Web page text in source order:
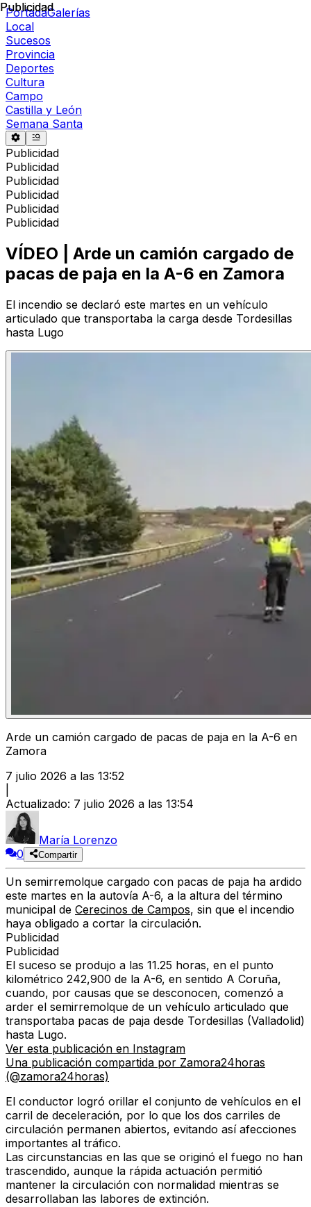
PortadaGalerías
Local
Sucesos
Provincia
Deportes
Cultura
Campo
Castilla y León
Semana Santa
Publicidad
Publicidad
Publicidad
Publicidad
Publicidad
Publicidad
Publicidad
VÍDEO | Arde un camión cargado de
pacas de paja en la A-6 en Zamora
El incendio se declaró este martes en un vehículo
articulado que transportaba la carga desde Tordesillas
hasta Lugo
Arde un camión cargado de pacas de paja en la A-6 en
Zamora
7 julio 2026 a las 13:52
Actualizado: 7 julio 2026 a las 13:54
María Lorenzo
0
Compartir
Un semirremolque cargado con pacas de paja ha ardido
este martes en la autovía A-6, a la altura del término
municipal de Cerecinos de Campos, sin que el incendio
haya obligado a cortar la circulación.
Publicidad
Publicidad
El suceso se produjo a las 11.25 horas, en el punto
kilométrico 242,900 de la A-6, en sentido A Coruña,
cuando, por causas que se desconocen, comenzó a
arder el semirremolque de un vehículo articulado que
transportaba pacas de paja desde Tordesillas (Valladolid)
hasta Lugo.
Ver esta publicación en Instagram
Una publicación compartida por Zamora24horas
(@zamora24horas)
El conductor logró orillar el conjunto de vehículos en el
carril de deceleración, por lo que los dos carriles de
circulación permanen abiertos, evitando así afecciones
importantes al tráfico.
Las circunstancias en las que se originó el fuego no han
trascendido, aunque la rápida actuación permitió
mantener la circulación con normalidad mientras se
desarrollaban las labores de extinción.
Publicidad